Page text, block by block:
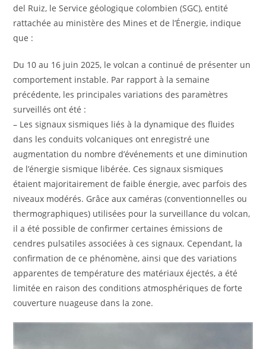
del Ruiz, le Service géologique colombien (SGC), entité
rattachée au ministère des Mines et de l’Énergie, indique
que :
Du 10 au 16 juin 2025, le volcan a continué de présenter un
comportement instable. Par rapport à la semaine
précédente, les principales variations des paramètres
surveillés ont été :
– Les signaux sismiques liés à la dynamique des fluides
dans les conduits volcaniques ont enregistré une
augmentation du nombre d’événements et une diminution
de l’énergie sismique libérée. Ces signaux sismiques
étaient majoritairement de faible énergie, avec parfois des
niveaux modérés. Grâce aux caméras (conventionnelles ou
thermographiques) utilisées pour la surveillance du volcan,
il a été possible de confirmer certaines émissions de
cendres pulsatiles associées à ces signaux. Cependant, la
confirmation de ce phénomène, ainsi que des variations
apparentes de température des matériaux éjectés, a été
limitée en raison des conditions atmosphériques de forte
couverture nuageuse dans la zone.